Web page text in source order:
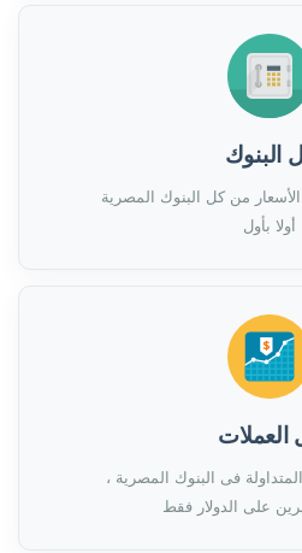
البنوك
من كل البنوك المصرية
أولا بأول
العملات
فى البنوك المصرية ،
على الدولار فقط